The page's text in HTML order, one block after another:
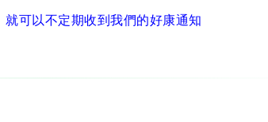
就可以不定期收到我們的好康通知